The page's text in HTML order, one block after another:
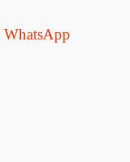
WhatsApp